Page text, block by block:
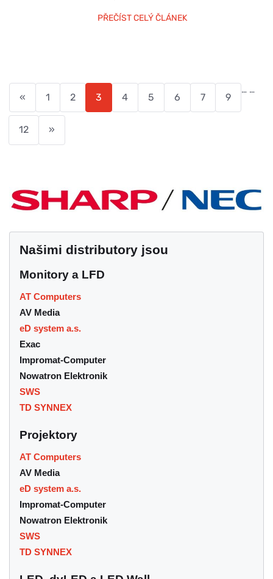
PŘEČÍST CELÝ ČLÁNEK
« 1 2 3 4 5 6 7
…
9
…
12 »
Našimi distributory jsou
Monitory a LFD
AT Computers
AV Media
eD system a.s.
Exac
Impromat-Computer
Nowatron Elektronik
SWS
TD SYNNEX
Projektory
AT Computers
AV Media
eD system a.s.
Impromat-Computer
Nowatron Elektronik
SWS
TD SYNNEX